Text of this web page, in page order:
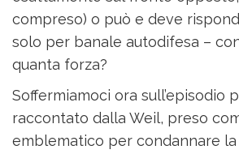
compreso) o può e deve
solo per banale autodifesa –
quanta forza?
Soffermiamoci ora sull’episodio
raccontato dalla Weil, preso
emblematico per condannare